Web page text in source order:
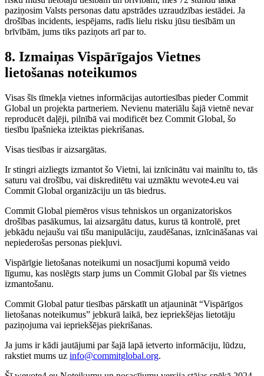
paziņosim Valsts personas datu apstrādes uzraudzības iestādei. Ja
drošības incidents, iespējams, radīs lielu risku jūsu tiesībām un
brīvībām, jums tiks paziņots arī par to.
8. Izmaiņas Vispārīgajos Vietnes
lietošanas noteikumos
Visas šīs tīmekļa vietnes informācijas autortiesības pieder Commit
Global un projekta partneriem. Nevienu materiālu šajā vietnē nevar
reproducēt daļēji, pilnībā vai modificēt bez Commit Global, šo
tiesību īpašnieka izteiktas piekrišanas.
Visas tiesības ir aizsargātas.
Ir stingri aizliegts izmantot šo Vietni, lai iznīcinātu vai mainītu to, tās
saturu vai drošību, vai diskreditētu vai uzmāktu wevote4.eu vai
Commit Global organizāciju un tās biedrus.
Commit Global piemēros visus tehniskos un organizatoriskos
drošības pasākumus, lai aizsargātu datus, kurus tā kontrolē, pret
jebkādu nejaušu vai tīšu manipulāciju, zaudēšanas, iznīcināšanas vai
nepiederošas personas piekļuvi.
Vispārīgie lietošanas noteikumi un nosacījumi kopumā veido
līgumu, kas noslēgts starp jums un Commit Global par šīs vietnes
izmantošanu.
Commit Global patur tiesības pārskatīt un atjaunināt “Vispārīgos
lietošanas noteikumus” jebkurā laikā, bez iepriekšējas lietotāju
paziņojuma vai iepriekšējas piekrišanas.
Ja jums ir kādi jautājumi par šajā lapā ietverto informāciju, lūdzu,
rakstiet mums uz info@commitglobal.org.